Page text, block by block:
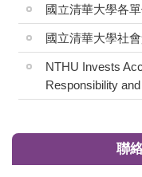
國立清華大學各
國立清華大學社
NTHU Invests
Responsibility
聯